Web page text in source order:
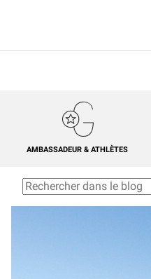
AMBASSADEUR & ATHLÈTES